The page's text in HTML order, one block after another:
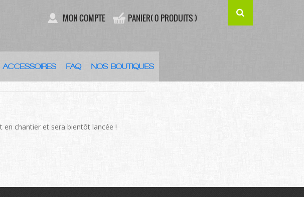
MON COMPTE PANIER( 0 PRODUITS )
ACCESSOIRES FAQ NOS BOUTIQUES
À L’HORIZON
en chantier et sera bientôt lancée !